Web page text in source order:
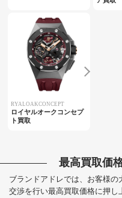
RYALOAKCONCEPT
ロイヤルオークコンセプ
ト買取
最高買取価
ブランドアドレでは、お客様の
交渉を行い最高買取価格に押し